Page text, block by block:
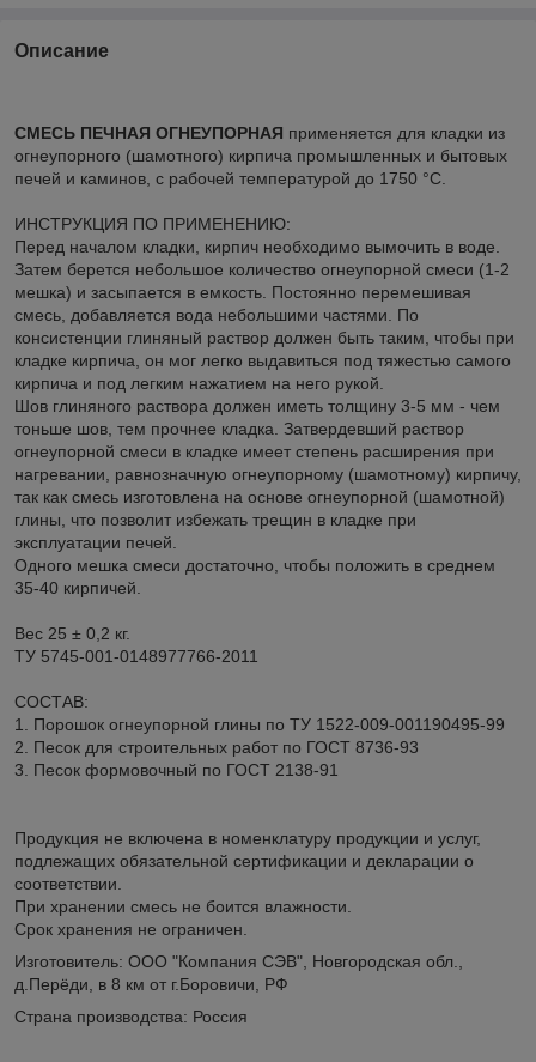
Описание
СМЕСЬ ПЕЧНАЯ ОГНЕУПОРНАЯ применяется для кладки из
огнеупорного (шамотного) кирпича промышленных и бытовых
печей и каминов, с рабочей температурой до 1750 °С.
ИНСТРУКЦИЯ ПО ПРИМЕНЕНИЮ:
Перед началом кладки, кирпич необходимо вымочить в воде.
Затем берется небольшое количество огнеупорной смеси (1-2
мешка) и засыпается в емкость. Постоянно перемешивая
смесь, добавляется вода небольшими частями. По
консистенции глиняный раствор должен быть таким, чтобы при
кладке кирпича, он мог легко выдавиться под тяжестью самого
кирпича и под легким нажатием на него рукой.
Шов глиняного раствора должен иметь толщину 3-5 мм - чем
тоньше шов, тем прочнее кладка. Затвердевший раствор
огнеупорной смеси в кладке имеет степень расширения при
нагревании, равнозначную огнеупорному (шамотному) кирпичу,
так как смесь изготовлена на основе огнеупорной (шамотной)
глины, что позволит избежать трещин в кладке при
эксплуатации печей.
Одного мешка смеси достаточно, чтобы положить в среднем
35-40 кирпичей.
Вес 25 ± 0,2 кг.
ТУ 5745-001-0148977766-2011
СОСТАВ:
1. Порошок огнеупорной глины по ТУ 1522-009-001190495-99
2. Песок для строительных работ по ГОСТ 8736-93
3. Песок формовочный по ГОСТ 2138-91
Продукция не включена в номенклатуру продукции и услуг,
подлежащих обязательной сертификации и декларации о
соответствии.
При хранении смесь не боится влажности.
Срок хранения не ограничен.
Изготовитель: ООО "Компания СЭВ", Новгородская обл.,
д.Перёди, в 8 км от г.Боровичи, РФ
Страна производства: Россия